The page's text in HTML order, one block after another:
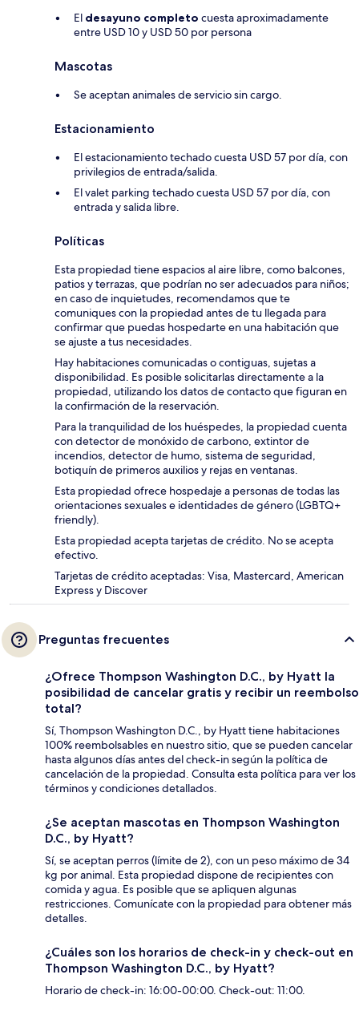
El desayuno completo cuesta aproximadamente
entre USD 10 y USD 50 por persona
Mascotas
Se aceptan animales de servicio sin cargo.
Estacionamiento
El estacionamiento techado cuesta USD 57 por día, con
privilegios de entrada/salida.
El valet parking techado cuesta USD 57 por día, con
entrada y salida libre.
Políticas
Esta propiedad tiene espacios al aire libre, como balcones,
patios y terrazas, que podrían no ser adecuados para niños;
en caso de inquietudes, recomendamos que te
comuniques con la propiedad antes de tu llegada para
confirmar que puedas hospedarte en una habitación que
se ajuste a tus necesidades.
Hay habitaciones comunicadas o contiguas, sujetas a
disponibilidad. Es posible solicitarlas directamente a la
propiedad, utilizando los datos de contacto que figuran en
la confirmación de la reservación.
Para la tranquilidad de los huéspedes, la propiedad cuenta
con detector de monóxido de carbono, extintor de
incendios, detector de humo, sistema de seguridad,
botiquín de primeros auxilios y rejas en ventanas.
Esta propiedad ofrece hospedaje a personas de todas las
orientaciones sexuales e identidades de género (LGBTQ+
friendly).
Esta propiedad acepta tarjetas de crédito. No se acepta
efectivo.
Tarjetas de crédito aceptadas: Visa, Mastercard, American
Express y Discover
Preguntas frecuentes
¿Ofrece Thompson Washington D.C., by Hyatt la
posibilidad de cancelar gratis y recibir un reembolso
total?
Sí, Thompson Washington D.C., by Hyatt tiene habitaciones
100% reembolsables en nuestro sitio, que se pueden cancelar
hasta algunos días antes del check-in según la política de
cancelación de la propiedad. Consulta esta política para ver los
términos y condiciones detallados.
¿Se aceptan mascotas en Thompson Washington
D.C., by Hyatt?
Sí, se aceptan perros (límite de 2), con un peso máximo de 34
kg por animal. Esta propiedad dispone de recipientes con
comida y agua. Es posible que se apliquen algunas
restricciones. Comunícate con la propiedad para obtener más
detalles.
¿Cuáles son los horarios de check-in y check-out en
Thompson Washington D.C., by Hyatt?
Horario de check-in: 16:00-00:00. Check-out: 11:00.